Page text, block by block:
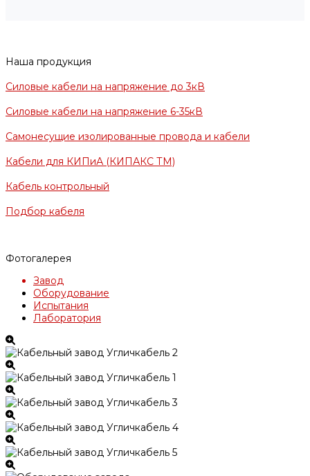
Наша продукция
Силовые кабели на напряжение до 3кВ
Силовые кабели на напряжение 6-35кВ
Самонесущие изолированные провода и кабели
Кабели для КИПиА (КИПАКС ТМ)
Кабель контрольный
Подбор кабеля
Фотогалерея
Завод
Оборудование
Испытания
Лаборатория